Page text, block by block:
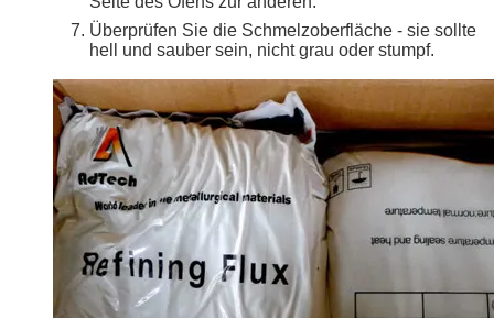
Überprüfen Sie die Schmelzoberfläche - sie sollte
hell und sauber sein, nicht grau oder stumpf.